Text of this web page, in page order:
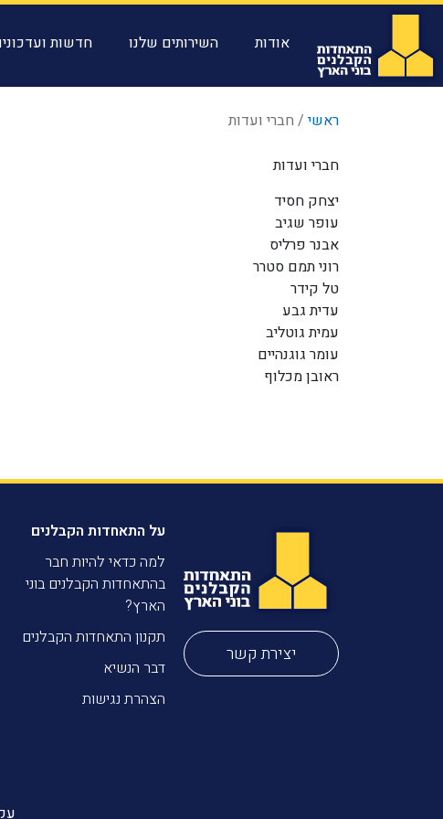
אודות השירותים שלנו חדשות
ראשי / חברי ועדות
חברי ועדות
יצחק חסיד
עופר שגיב
אבנר פרליס
רוני תמם סטרר
טל קידר
עדית גבע
עמית גוטליב
עומר גוגנהיים
ראובן מכלוף
יצירת קשר
על התאחדות הקבלנים
למה כדאי להיות חבר
בהתאחדות הקבלנים בוני
הארץ?
תקנון התאחדות הקבלנים
דבר הנשיא
הצהרת נגישות